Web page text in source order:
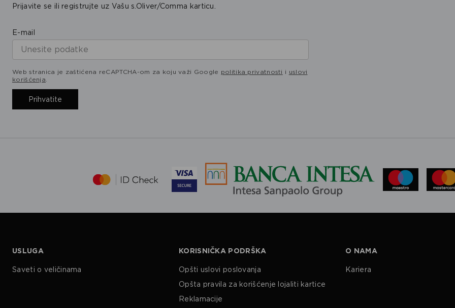
Prijavite se ili registrujte uz Vašu s.Oliver/Comma karticu.
E-mail
Web stranica je zaštićena reCAPTCHA-om za koju važi Google politika privatnosti i uslovi
korišćenja
Prihvatite
USLUGA
Saveti o veličinama
KORISNIČKA PODRŠKA
Opšti uslovi poslovanja
Opšta pravila za korišćenje lojaliti kartice
Reklamacije
O NAMA
Kariera